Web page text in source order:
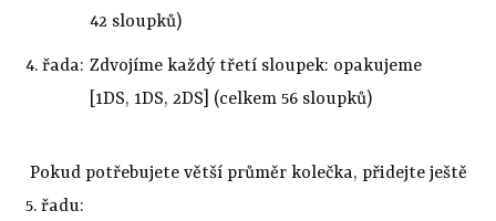
42 sloupků)
4. řada: Zdvojíme každý třetí sloupek: opakujeme
1DS, 1DS, 2DS (celkem 56 sloupků)
Pokud potřebujete větší průměr kolečka, přidejte ještě
5. řadu: